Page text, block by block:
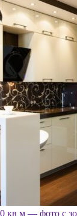
кв м — фото с